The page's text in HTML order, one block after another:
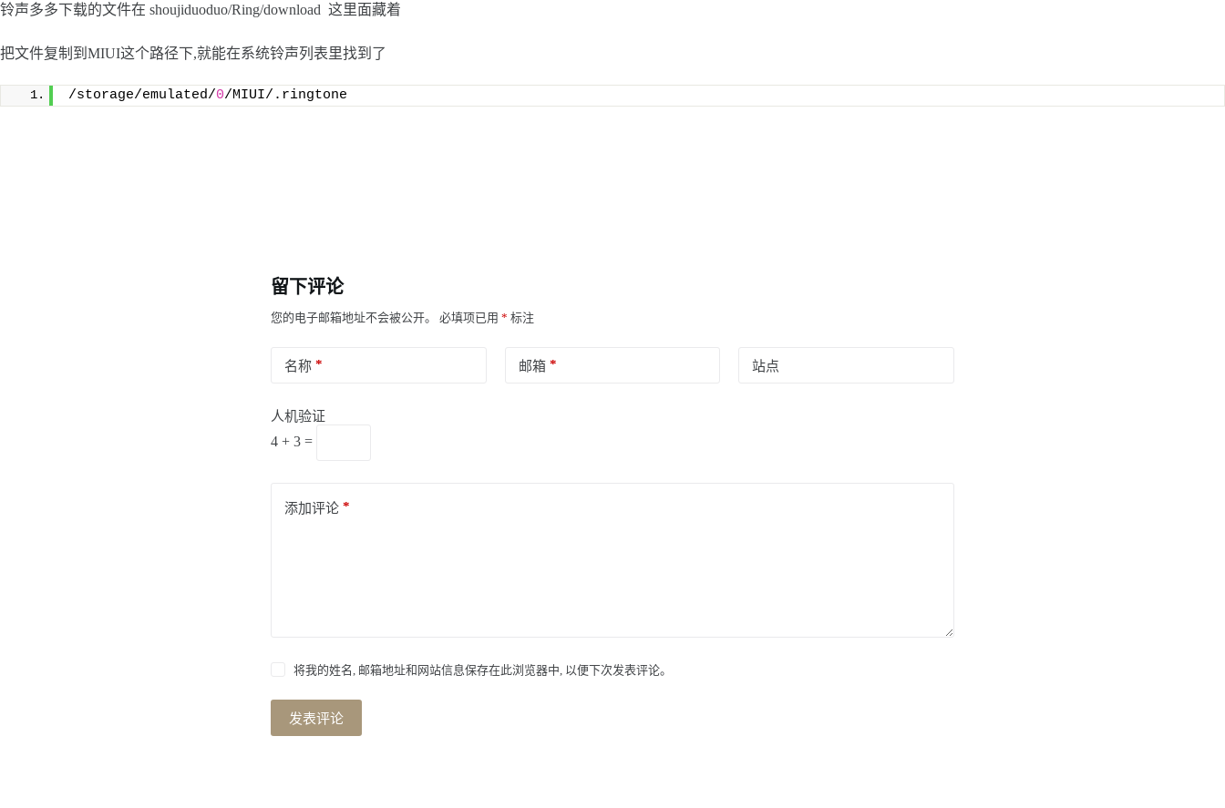
铃声多多下载的文件在 shoujiduoduo/Ring/download 这里面藏着
把文件复制到MIUI这个路径下,就能在系统铃声列表里找到了
/storage/emulated/0/MIUI/.ringtone
留下评论
您的电子邮箱地址不会被公开。 必填项已用 * 标注
名称 * 邮箱* 站点
人机验证
4 + 3 =
添加评论 *
将我的姓名, 邮箱地址和网站信息保存在此浏览器中, 以便下次发表评论。
发表评论